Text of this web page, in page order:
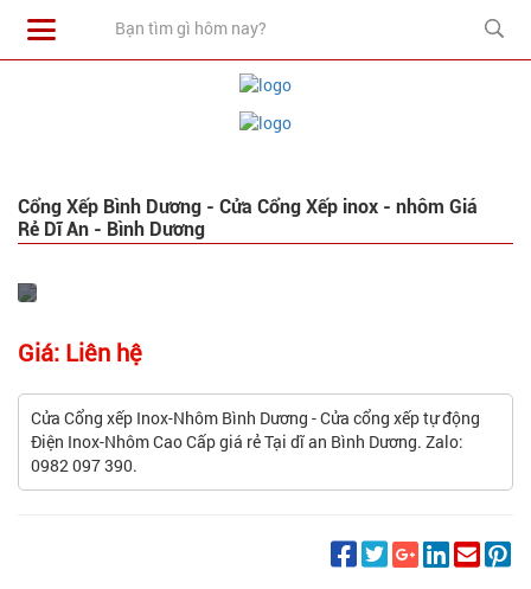
Cổng Xếp Bình Dương - Cửa Cổng Xếp inox - nhôm Giá
Rẻ Dĩ An - Bình Dương
Giá: Liên hệ
Cửa Cổng xếp Inox-Nhôm Bình Dương - Cửa cổng xếp tự động
Điện Inox-Nhôm Cao Cấp giá rẻ Tại dĩ an Bình Dương. Zalo:
0982 097 390.